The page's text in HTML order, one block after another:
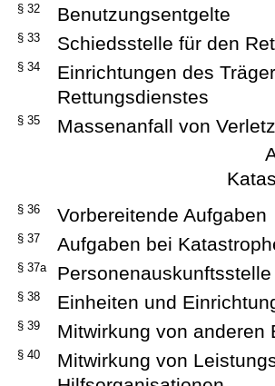
§ 32 Benutzungsentgelte
§ 33 Schiedsstelle für den
§ 34
Einrichtungen des
Rettungsdienstes
§ 35
Massenanfall von
§ 36 Vorbereitende Aufgaben
§ 37 Aufgaben bei
§ 37a Personenauskunftsstelle
§ 38 Einheiten und
§ 39 Mitwirkung von anderen
§ 40
Mitwirkung von